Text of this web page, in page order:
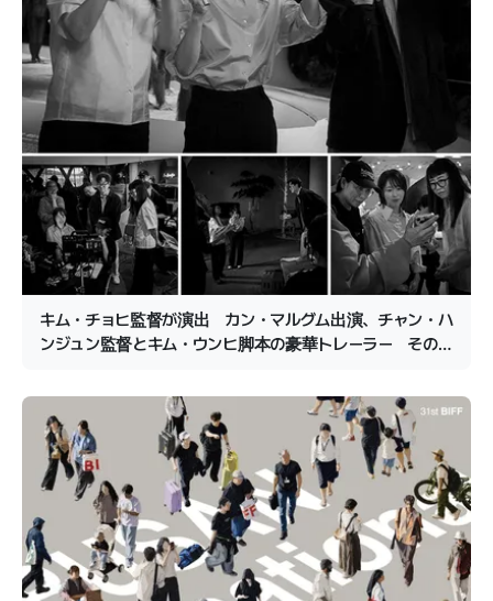
キム・チョヒ監督が演出 カン・マルグム出演、チャン・ハ
ンジュン監督とキム・ウンヒ脚本の豪華トレーラー その